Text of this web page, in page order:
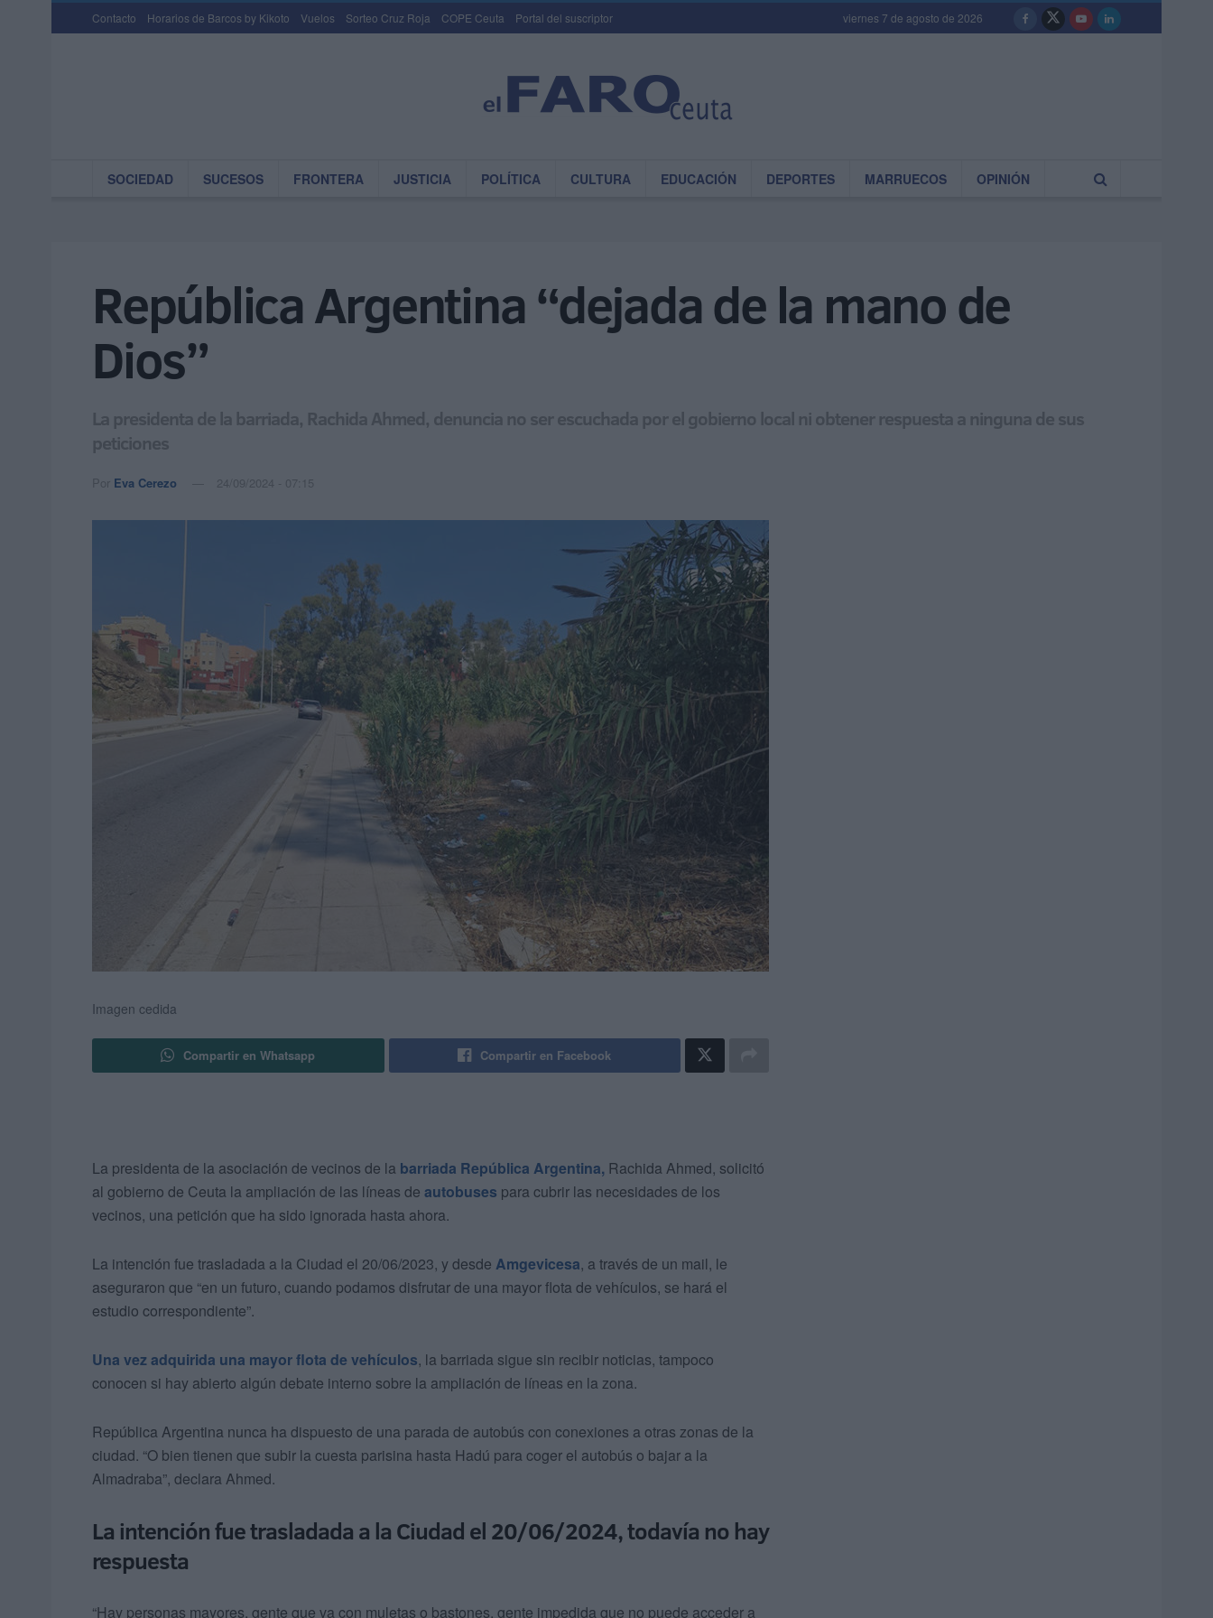
Contacto Horarios de Barcos by Kikoto Vuelos Sorteo Cruz Roja COPE Ceuta Portal del suscriptor viernes 7 de agosto de 2026
SOCIEDAD SUCESOS FRONTERA JUSTICIA POLÍTICA CULTURA EDUCACIÓN DEPORTES MARRUECOS OPINIÓN
República Argentina “dejada de la mano de
Dios”
La presidenta de la barriada, Rachida Ahmed, denuncia no ser escuchada por el gobierno local ni obtener respuesta a ninguna de sus
peticiones
Por Eva Cerezo 24/09/2024 - 07:15
Imagen cedida
Compartir en Whatsapp Compartir en Facebook
La presidenta de la asociación de vecinos de la barriada República Argentina, Rachida Ahmed, solicitó
al gobierno de Ceuta la ampliación de las líneas de autobuses para cubrir las necesidades de los
vecinos, una petición que ha sido ignorada hasta ahora.
La intención fue trasladada a la Ciudad el 20/06/2023, y desde Amgevicesa, a través de un mail, le
aseguraron que “en un futuro, cuando podamos disfrutar de una mayor flota de vehículos, se hará el
estudio correspondiente”.
Una vez adquirida una mayor flota de vehículos, la barriada sigue sin recibir noticias, tampoco
conocen si hay abierto algún debate interno sobre la ampliación de líneas en la zona.
República Argentina nunca ha dispuesto de una parada de autobús con conexiones a otras zonas de la
ciudad. “O bien tienen que subir la cuesta parisina hasta Hadú para coger el autobús o bajar a la
Almadraba”, declara Ahmed.
La intención fue trasladada a la Ciudad el 20/06/2024, todavía no hay
respuesta
“Hay personas mayores, gente que va con muletas o bastones, gente impedida que no puede acceder a